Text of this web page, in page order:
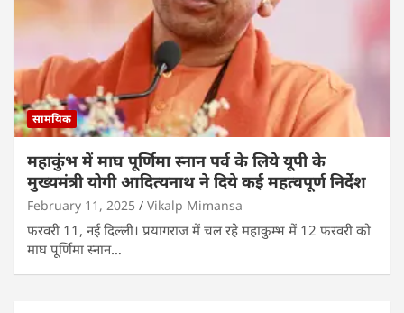
सामयिक
महाकुंभ में माघ पूर्णिमा स्नान पर्व के लिये यूपी के
मुख्यमंत्री योगी आदित्यनाथ ने दिये कई महत्वपूर्ण निर्देश
February 11, 2025 Vikalp Mimansa
फरवरी 11, नई दिल्ली। प्रयागराज में चल रहे महाकुम्भ में 12 फरवरी को
माघ पूर्णिमा स्नान…